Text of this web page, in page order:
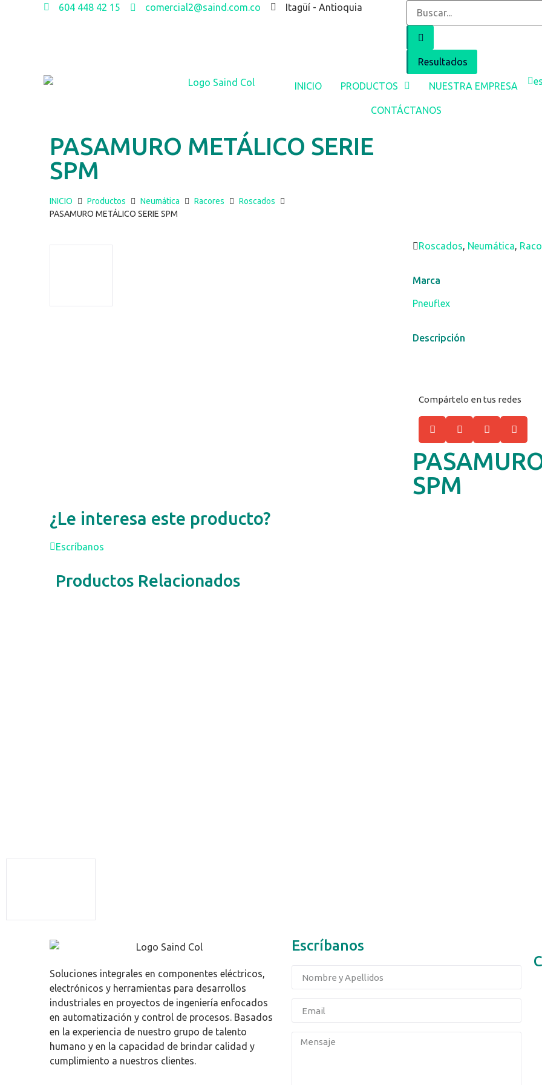
604 448 42 15 comercial2@saind.com.co Itagüí - Antioquia
Resultados
INICIO PRODUCTOS NUESTRA EMPRESA
CONTÁCTANOS
PASAMURO METÁLICO SERIE
SPM
INICIO Productos Neumática Racores
Roscados
PASAMURO METÁLICO SERIE SPM
Roscados, Neumática,
Marca
Pneuflex
Descripción
Compártelo en tus redes
SPM
¿Le interesa este producto?
Escríbanos
Productos Relacionados
Soluciones integrales en componentes eléctricos,
electrónicos y herramientas para desarrollos
industriales en proyectos de ingeniería enfocados
en automatización y control de procesos. Basados
en la experiencia de nuestro grupo de talento
humano y en la capacidad de brindar calidad y
cumplimiento a nuestros clientes.
Escríbanos